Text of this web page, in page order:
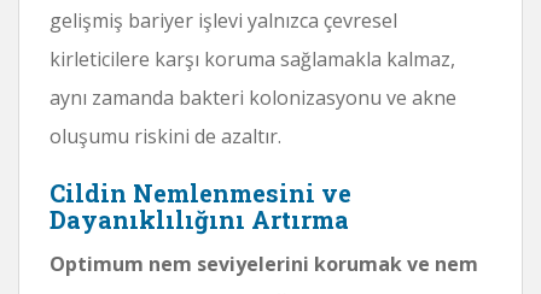
gelişmiş bariyer işlevi yalnızca çevresel
kirleticilere karşı koruma sağlamakla kalmaz,
aynı zamanda bakteri kolonizasyonu ve akne
oluşumu riskini de azaltır.
Cildin Nemlenmesini ve
Dayanıklılığını Artırma
Optimum nem seviyelerini korumak ve nem